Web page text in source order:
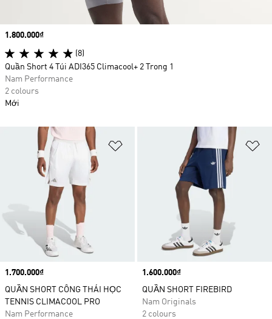
Price
1.700.000₫
QUẦN SHORT CÔNG THÁI HỌC
TENNIS CLIMACOOL PRO
Nam Performance
Price
1.600.000₫
QUẦN SHORT FIREBIRD
Nam Originals
2 colours
Price
1.800.000₫
(8)
Quần Short 4 Túi ADI365 Climacool+ 2 Trong 1
Nam Performance
2 colours
Mới